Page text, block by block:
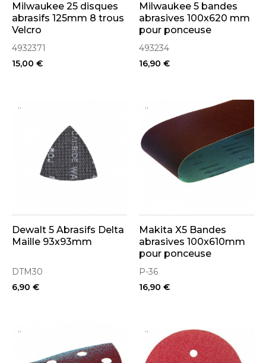
Milwaukee 25 disques
abrasifs 125mm 8 trous
Velcro
4932371
15,00 €
Milwaukee 5 bandes
abrasives 100x620 mm
pour ponceuse
493234
16,90 €
..
Dewalt 5 Abrasifs Delta
Maille 93x93mm
DTM30
6,90 €
..
Makita X5 Bandes
abrasives 100x610mm
pour ponceuse
P-36
16,90 €
.. ..